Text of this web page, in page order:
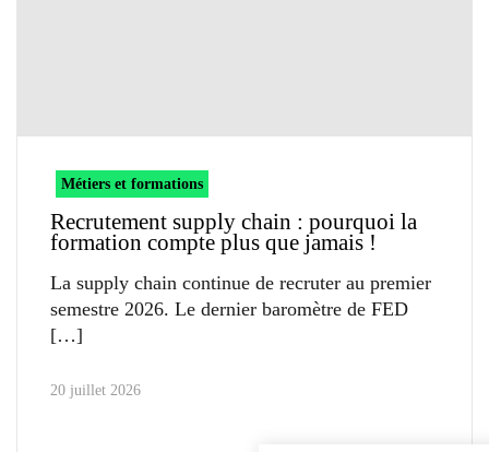
Métiers et formations
Recrutement supply chain : pourquoi la
formation compte plus que jamais !
La supply chain continue de recruter au premier
semestre 2026. Le dernier baromètre de FED
20 juillet 2026